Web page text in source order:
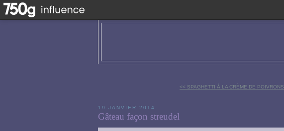
<< SPAGHETTI À LA CRÈME DE POIVRONS
19 JANVIER 2014
Gâteau façon streudel